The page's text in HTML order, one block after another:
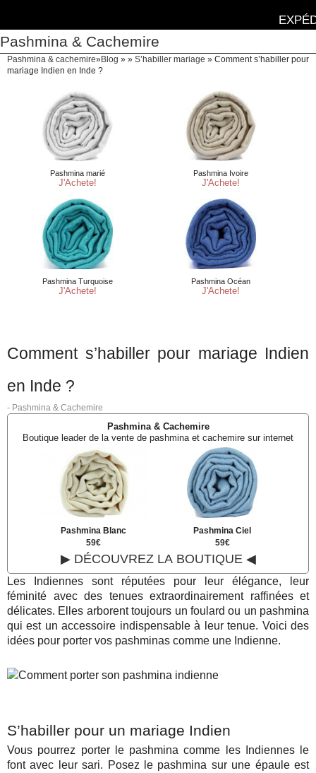
Pashmina & Cachemire
Pashmina & cachemire»Blog » » S’habiller mariage » Comment s’habiller pour
mariage Indien en Inde ?
Comment s’habiller pour mariage Indien
en Inde ?
- Pashmina & Cachemire
Pashmina & Cachemire
Boutique leader de la vente de pashmina et cachemire sur internet
Pashmina Blanc
59€
Pashmina Ciel
59€
▶ DÉCOUVREZ LA BOUTIQUE ◀
Les Indiennes sont réputées pour leur élégance, leur
féminité avec des tenues extraordinairement raffinées et
délicates. Elles arborent toujours un foulard ou un pashmina
qui est un accessoire indispensable à leur tenue. Voici des
idées pour porter vos pashminas comme une Indienne.
S’habiller pour un mariage Indien
Vous pourrez porter le pashmina comme les Indiennes le
font avec leur sari. Posez le pashmina sur une épaule est